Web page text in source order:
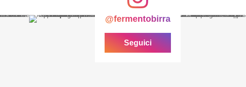
@fermentobirra
Seguici